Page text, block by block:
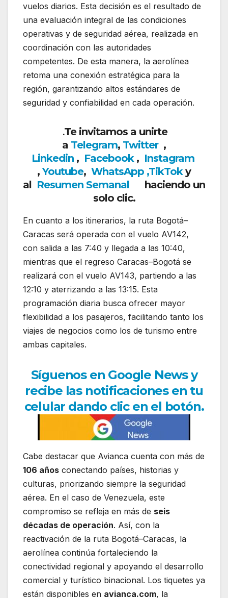
vuelos diarios. Esta decisión es el resultado de
una evaluación integral de las condiciones
operativas y de seguridad aérea, realizada en
coordinación con las autoridades
competentes. De esta manera, la aerolínea
retoma una conexión estratégica para la
región, garantizando altos estándares de
seguridad y confiabilidad en cada operación.
.Te invitamos a unirte
a Telegram, Twitter ,
Linkedin, Facebook, Instagram
,Youtube, WhatsApp ,TikToky
al Resumen Semanal haciendo un
solo clic.
En cuanto a los itinerarios, la ruta Bogotá–
Caracas será operada con el vuelo AV142,
con salida a las 7:40 y llegada a las 10:40,
mientras que el regreso Caracas–Bogotá se
realizará con el vuelo AV143, partiendo a las
12:10 y aterrizando a las 13:15. Esta
programación diaria busca ofrecer mayor
flexibilidad a los pasajeros, facilitando tanto los
viajes de negocios como los de turismo entre
ambas capitales.
Síguenos en Google News y
recibe las notificaciones en tu
celular dando clic en el botón.
Cabe destacar que Avianca cuenta con más de
106 años conectando países, historias y
culturas, priorizando siempre la seguridad
aérea. En el caso de Venezuela, este
compromiso se refleja en más de seis
décadas de operación. Así, con la
reactivación de la ruta Bogotá–Caracas, la
aerolínea continúa fortaleciendo la
conectividad regional y apoyando el desarrollo
comercial y turístico binacional. Los tiquetes ya
están disponibles en avianca.com, la